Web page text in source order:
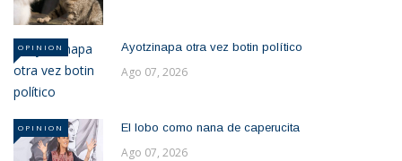
OPINION Ayotzinapa otra vez botin político
Ago 07, 2026
OPINION El lobo como nana de caperucita
Ago 07, 2026